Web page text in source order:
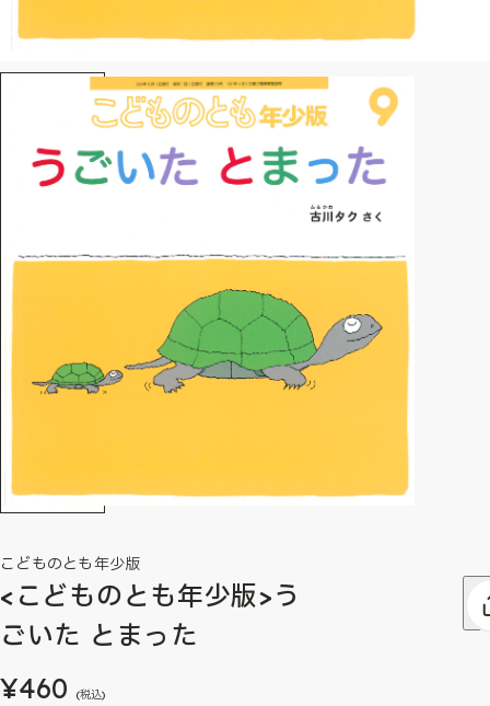
こどものとも年少版
<こどものとも年少版>う
ごいた とまった
¥460 (税込)